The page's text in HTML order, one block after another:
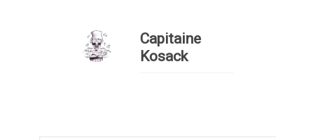
Capitaine
Kosack